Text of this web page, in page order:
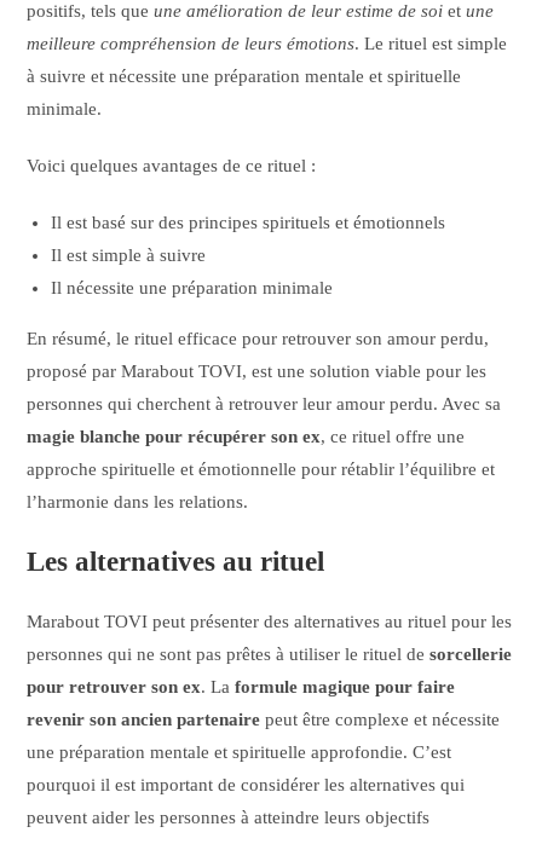
positifs, tels queune amélioration de leur estime de soi etune
meilleure compréhension de leurs émotions. Le rituel est simple
à suivre et nécessite une préparation mentale et spirituelle
minimale.
Voici quelques avantages de ce rituel :
Il est basé sur des principes spirituels et émotionnels
Il est simple à suivre
Il nécessite une préparation minimale
En résumé, le rituel efficace pour retrouver son amour perdu,
proposé par Marabout TOVI, est une solution viable pour les
personnes qui cherchent à retrouver leur amour perdu. Avec sa
magie blanche pour récupérer son ex, ce rituel offre une
approche spirituelle et émotionnelle pour rétablir l’équilibre et
l’harmonie dans les relations.
Les alternatives au rituel
Marabout TOVI peut présenter des alternatives au rituel pour les
personnes qui ne sont pas prêtes à utiliser le rituel desorcellerie
pour retrouver son ex. Laformule magique pour faire
revenir son ancien partenaire peut être complexe et nécessite
une préparation mentale et spirituelle approfondie. C’est
pourquoi il est important de considérer les alternatives qui
peuvent aider les personnes à atteindre leurs objectifs